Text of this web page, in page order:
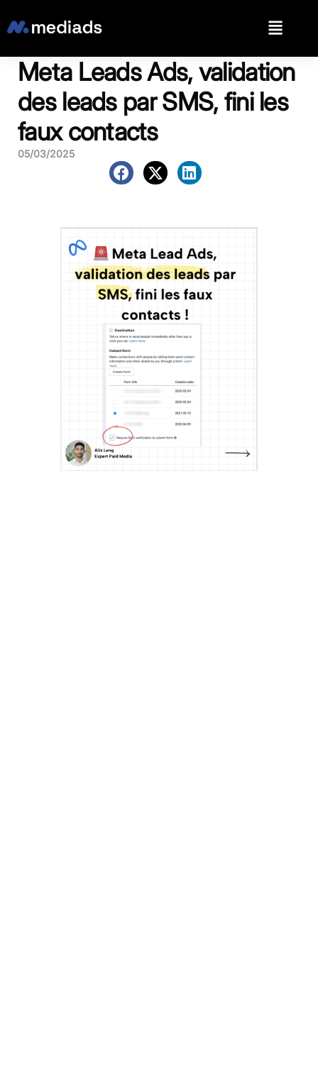
Meta Leads Ads, validation
des leads par SMS, fini les
faux contacts
05/03/2025